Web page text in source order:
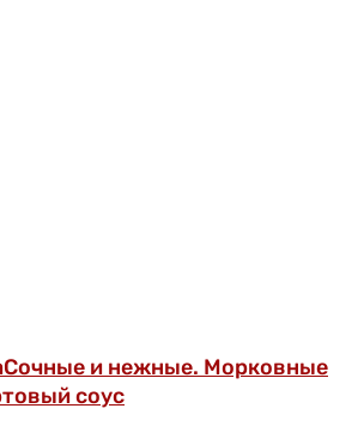
Сочные и нежные. Морковные
соус